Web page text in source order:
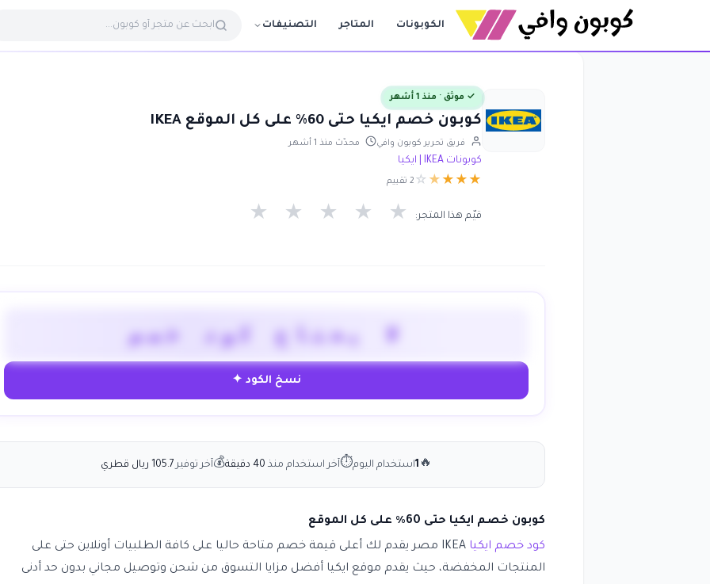
الكوبونات المتاجر التصنيفات
✓ موثق · منذ 1 أشهر
كوبون خصم ايكيا حتى 60٪ على كل الموقع IKEA
فريق تحرير كوبون وافي محدّث منذ 1 أشهر
كوبونات IKEA | ايكيا
★
★
★
★
☆ 2 تقييم
قيّم هذا المتجر: ★ ★ ★ ★ ★
لا يحتاج كود خصم
نسخ الكود ✦
🔥
1استخدام اليوم⏱آخر استخدام منذ 40 دقيقة 💰آخر توفير 105.7 ريال قطري
كوبون خصم ايكيا حتى 60٪ على كل الموقع
كود خصم ايكيا
IKEA مصر يقدم لك أعلى قيمة خصم متاحة حاليا على كافة الطلبيات أونلاين حتى على
المنتجات المخفضة، حيث يقدم موقع ايكيا أفضل مزايا التسوق من شحن وتوصيل مجاني بدون حد أدنى